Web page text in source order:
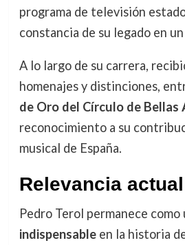
programa de televisión
constancia de su legado en
A lo largo de su carrera,
homenajes y distinciones,
de Oro del Círculo de Bellas
reconocimiento a su
musical de España.
Relevancia actual
Pedro Terol permanece como
indispensableen la historia